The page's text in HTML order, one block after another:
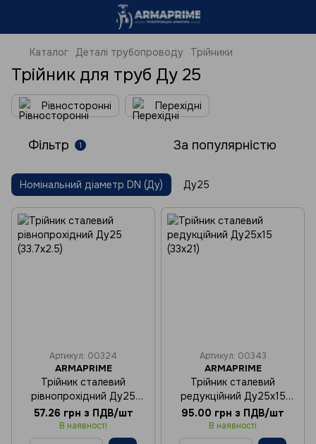
Каталог Деталі трубопроводу Трійники
Трійник для труб Ду 25
Рівносторонні Перехідні
Фільтр 1 За популярністю
Номінальний діаметр DN (Ду) Ду25
Артикул: 00324
ARMAPRIME
Трійник сталевий
рівнопрохідний Ду25
(33.7х2.5)
57.26 грн з ПДВ/шт
В наявності
Артикул: 00343
ARMAPRIME
Трійник сталевий
редукційний Ду25x15
(33х21)
95.00 грн з ПДВ/шт
В наявності